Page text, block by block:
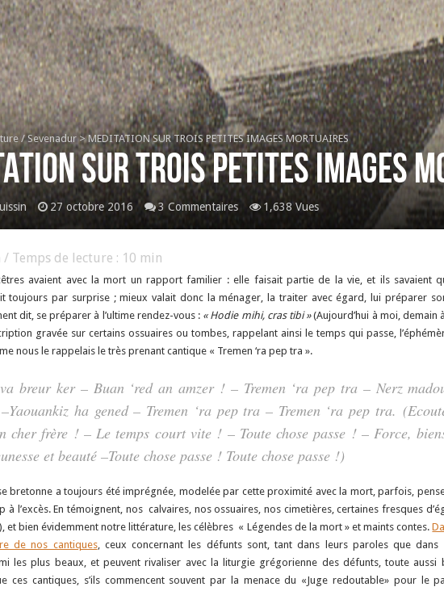
/ Sevenadur > MEDITATION SUR TROIS PETITES IMAGES MORTUAIRES
SUR TROIS PETITES IMAGES
27 octobre 2016 3 Commentaires 1,638 Vues
Temps de lecture : 10 min
avaient avec la mort un rapport familier : elle faisait partie de la vie, et ils savaient
toujours par surprise ; mieux valait donc la ménager, la traiter avec égard, lui préparer
dit, se préparer à l’ultime rendez-vous : « Hodie mihi, cras tibi »(Aujourd’hui à moi, demain
gravée sur certains ossuaires ou tombes, rappelant ainsi le temps qui passe,
nous le rappelais le très prenant cantique « Tremen ‘ra pep tra ».
breur ker – Buan ‘red an amzer ! – Tremen ‘ra pep tra – Nerz
–Yaouankiz ha gened – Tremen ‘ra pep tra – Tremen ‘ra pep tra.
cher frère ! – Le temps court vite ! – Toute chose passe ! – Force,
et beauté –Toute chose passe ! Toute chose passe !)
bretonne a toujours été imprégnée, modelée par cette proximité avec la mort, parfois,
à l’excès. En témoignent, nos calvaires, nos ossuaires, nos cimetières, certaines fresques
et bien évidemment notre littérature, les célèbres « Légendes de la mort » et maints contes.
de nos cantiques, ceux concernant les défunts sont, tant dans leurs paroles que dans
les plus beaux, et peuvent rivaliser avec la liturgie grégorienne des défunts, toute aussi
ces cantiques, s’ils commencent souvent par la menace du «Juge redoutable» pour le